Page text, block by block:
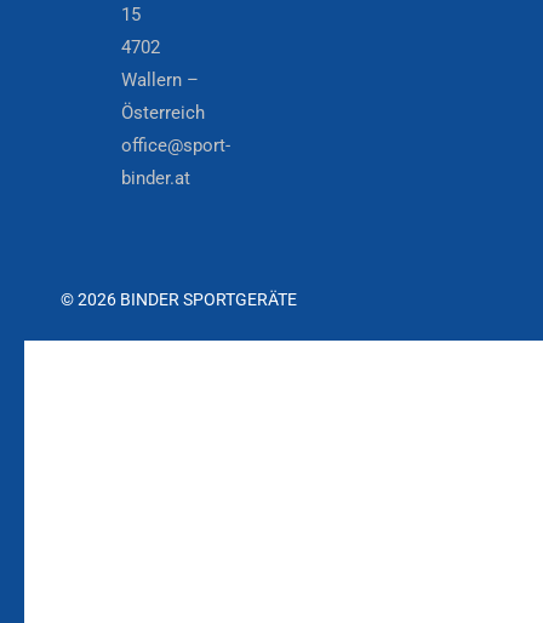
15
4702
Wallern –
Österreich
office@sport-
binder.at
© 2026 BINDER SPORTGERÄTE